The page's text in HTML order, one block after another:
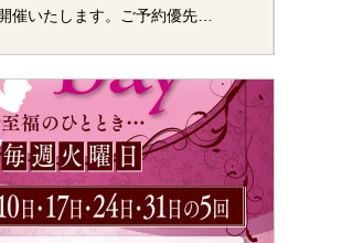
催いたします。ご予約優先…